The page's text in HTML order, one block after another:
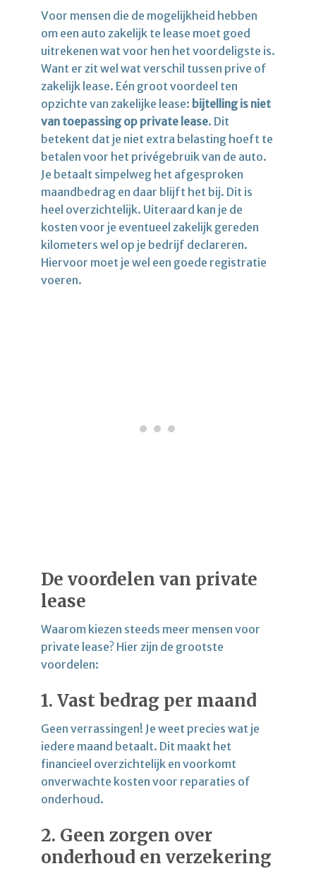
Voor mensen die de mogelijkheid hebben
om een auto zakelijk te lease moet goed
uitrekenen wat voor hen het voordeligste is.
Want er zit wel wat verschil tussen prive of
zakelijk lease. Eén groot voordeel ten
opzichte van zakelijke lease: bijtelling is niet
van toepassing op private lease. Dit
betekent dat je niet extra belasting hoeft te
betalen voor het privégebruik van de auto.
Je betaalt simpelweg het afgesproken
maandbedrag en daar blijft het bij. Dit is
heel overzichtelijk. Uiteraard kan je de
kosten voor je eventueel zakelijk gereden
kilometers wel op je bedrijf declareren.
Hiervoor moet je wel een goede registratie
voeren.
De voordelen van private
lease
Waarom kiezen steeds meer mensen voor
private lease? Hier zijn de grootste
voordelen:
1. Vast bedrag per maand
Geen verrassingen! Je weet precies wat je
iedere maand betaalt. Dit maakt het
financieel overzichtelijk en voorkomt
onverwachte kosten voor reparaties of
onderhoud.
2. Geen zorgen over
onderhoud en verzekering